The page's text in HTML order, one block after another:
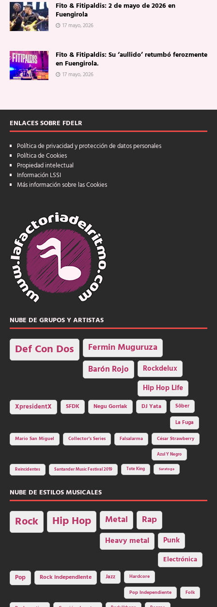
Fito & Fitipaldis: 2 de mayo de 2026 en
Fuengirola
17 mayo, 2026
Fito & Fitipaldis: Su ‘aullido’ retumbó ferozmente
en Fuengirola.
17 mayo, 2026
ENLACES SOBRE FDELR
Política de privacidad y protección de datos personales
Política de Cookies
Propiedad intelectual
Información LSSI
Más información sobre las Cookies
NUBE DE GRUPOS Y ARTISTAS
Def Con Dos Fermin Muguruza
Barón Rojo Rockdelux
Hip Hop Life
XpresidentX SFDK Negu Gorriak DJ Yata
Sôber
La Fuga
Mario San Miguel
Collector's Series Falsalarma César Strawberry
Azul Y Negro
Reincidentes Santander Music Festival 2019 Tote King Saratoga
NUBE DE ESTILOS MUSICALES
Rock Hip Hop Metal Rap
Heavy metal Punk
Electrónica
Pop Rock independiente Jazz Hardcore
Pop Independiente Folk